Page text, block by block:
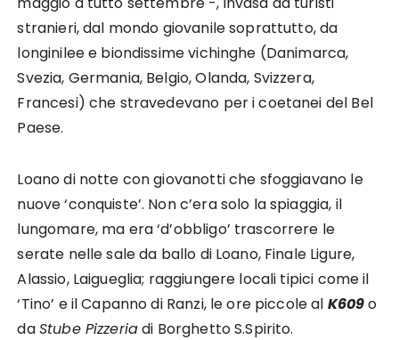
stranieri, dal mondo giovanile soprattutto, da
longinilee e biondissime vichinghe (Danimarca,
Svezia, Germania, Belgio, Olanda, Svizzera,
Francesi) che stravedevano per i coetanei del Bel
Paese.
Loano di notte con giovanotti che sfoggiavano le
nuove ‘conquiste’. Non c’era solo la spiaggia, il
lungomare, ma era ‘d’obbligo’ trascorrere le
serate nelle sale da ballo di Loano, Finale Ligure,
Alassio, Laigueglia; raggiungere locali tipici come il
‘Tino’ e il Capanno di Ranzi, le ore piccole al K609o
daStube Pizzeriadi Borghetto S.Spirito.